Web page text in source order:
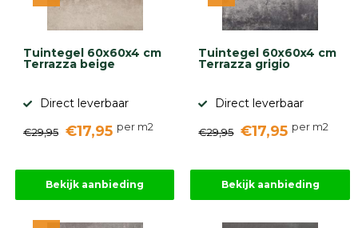
Tuintegel 60x60x4 cm
Terrazza beige
Direct leverbaar
€29,95 €17,95 per m2
Bekijk aanbieding
Tuintegel 60x60x4 cm
Terrazza grigio
Direct leverbaar
€29,95 €17,95 per m2
Bekijk aanbieding